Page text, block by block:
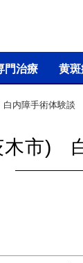
門治療 黄
内障手術体験談
木市)